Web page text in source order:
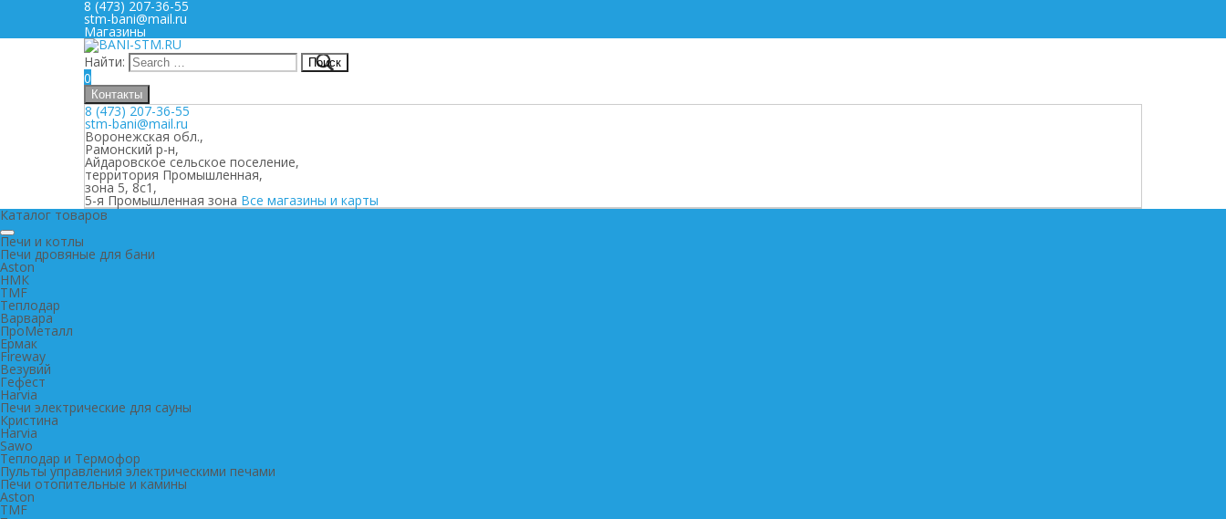
8 (473) 207-36-55
stm-bani@mail.ru
Магазины
Найти:
0
Контакты
8 (473) 207-36-55
stm-bani@mail.ru
Воронежская обл.,
Рамонский р-н,
Айдаровское сельское поселение,
территория Промышленная,
зона 5, 8с1,
5-я Промышленная зона Все магазины и карты
Каталог товаров
Печи и котлы
Печи дровяные для бани
Aston
НМК
TMF
Теплодар
Варвара
ПроМеталл
Ермак
Fireway
Везувий
Гефест
Harvia
Печи электрические для сауны
Кристина
Harvia
Sawo
Теплодар и Термофор
Пульты управления электрическими печами
Печи отопительные и камины
Aston
TMF